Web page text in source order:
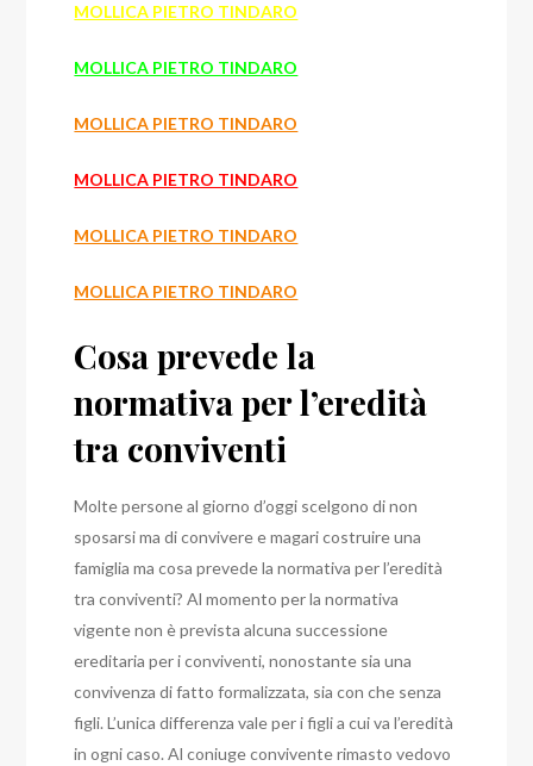
MOLLICA PIETRO TINDARO
MOLLICA PIETRO TINDARO
MOLLICA PIETRO TINDARO
MOLLICA PIETRO TINDARO
MOLLICA PIETRO TINDARO
MOLLICA PIETRO TINDARO
Cosa prevede la
normativa per l’eredità
tra conviventi
Molte persone al giorno d’oggi scelgono di non
sposarsi ma di convivere e magari costruire una
famiglia ma cosa prevede la normativa per l’eredità
tra conviventi?Al momento per la normativa
vigente non è prevista alcuna successione
ereditaria per i conviventi, nonostante sia una
convivenza di fatto formalizzata, sia con che senza
figli. L’unica differenza vale per i figli a cui va l’eredità
in ogni caso. Al coniuge convivente rimasto vedovo